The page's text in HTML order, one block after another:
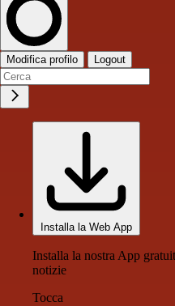
Modifica profilo Logout
Installa la Web App
Installa la nostra App
notizie
Tocca